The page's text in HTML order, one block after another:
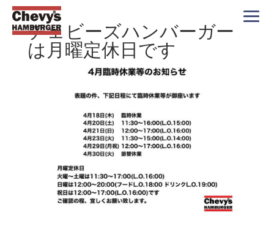
チェビーズハンバーガー
は月曜定休日です